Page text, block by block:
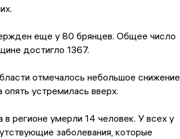
еще у 80 брянцев. Общее число
достигло 1367.
отмечалось небольшое снижение
устремилась вверх.
в регионе умерли 14 человек. У всех у
заболевания, которые